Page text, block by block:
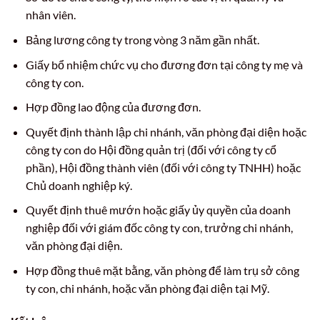
nhân viên.
Bảng lương công ty trong vòng 3 năm gần nhất.
Giấy bổ nhiệm chức vụ cho đương đơn tại công ty mẹ và
công ty con.
Hợp đồng lao động của đương đơn.
Quyết định thành lập chi nhánh, văn phòng đại diện hoặc
công ty con do Hội đồng quản trị (đối với công ty cổ
phần), Hội đồng thành viên (đối với công ty TNHH) hoặc
Chủ doanh nghiệp ký.
Quyết định thuê mướn hoặc giấy ủy quyền của doanh
nghiệp đối với giám đốc công ty con, trưởng chi nhánh,
văn phòng đại diện.
Hợp đồng thuê mặt bằng, văn phòng để làm trụ sở công
ty con, chi nhánh, hoặc văn phòng đại diện tại Mỹ.